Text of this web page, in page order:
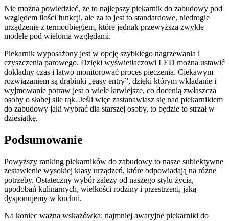
Nie można powiedzieć, że to najlepszy piekarnik do zabudowy pod
względem ilości funkcji, ale za to jest to standardowe, niedrogie
urządzenie z termoobiegiem, które jednak przewyższa zwykłe
modele pod wieloma względami.
Piekarnik wyposażony jest w opcję szybkiego nagrzewania i
czyszczenia parowego. Dzięki wyświetlaczowi LED można ustawić
dokładny czas i łatwo monitorować proces pieczenia. Ciekawym
rozwiązaniem są drabinki „easy entry”, dzięki którym wkładanie i
wyjmowanie potraw jest o wiele łatwiejsze, co docenią zwłaszcza
osoby o słabej sile rąk. Jeśli więc zastanawiasz się nad piekarnikiem
do zabudowy jaki wybrać dla starszej osoby, to będzie to strzał w
dziesiątkę.
Podsumowanie
Powyższy ranking piekarników do zabudowy to nasze subiektywne
zestawienie wysokiej klasy urządzeń, które odpowiadają na różne
potrzeby. Ostateczny wybór zależy od naszego stylu życia,
upodobań kulinarnych, wielkości rodziny i przestrzeni, jaką
dysponujemy w kuchni.
Na koniec ważna wskazówka: najmniej awaryjne piekarniki do